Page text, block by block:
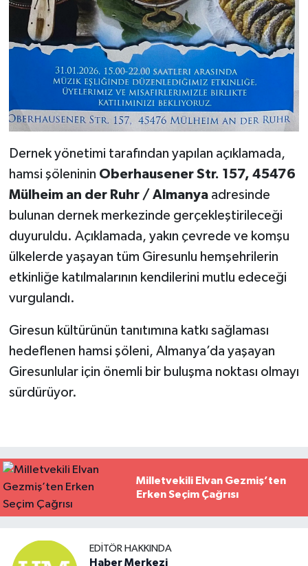
Dernek yönetimi tarafından yapılan açıklamada,
hamsi şöleninin Oberhausener Str. 157, 45476
Mülheim an der Ruhr / Almanyaadresinde
bulunan dernek merkezinde gerçekleştirileceği
duyuruldu. Açıklamada, yakın çevrede ve komşu
ülkelerde yaşayan tüm Giresunlu hemşehrilerin
etkinliğe katılmalarının kendilerini mutlu edeceği
vurgulandı.
Giresun kültürünün tanıtımına katkı sağlaması
hedeflenen hamsi şöleni, Almanya’da yaşayan
Giresunlular için önemli bir buluşma noktası olmayı
sürdürüyor.
Milletvekili Elvan Gezmiş’ten
Erken Seçim Çağrısı
EDITÖR HAKKINDA
Haber Merkezi